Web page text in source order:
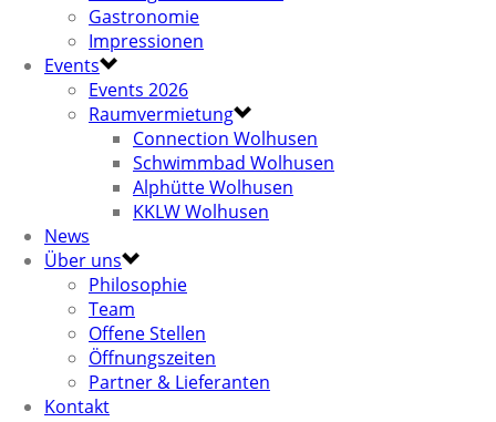
Gastronomie
Impressionen
Events
Events 2026
Raumvermietung
Connection Wolhusen
Schwimmbad Wolhusen
Alphütte Wolhusen
KKLW Wolhusen
News
Über uns
Philosophie
Team
Offene Stellen
Öffnungszeiten
Partner & Lieferanten
Kontakt